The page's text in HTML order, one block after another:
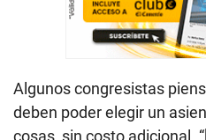
Algunos congresistas
deben poder elegir un
cosas, sin costo adicional.